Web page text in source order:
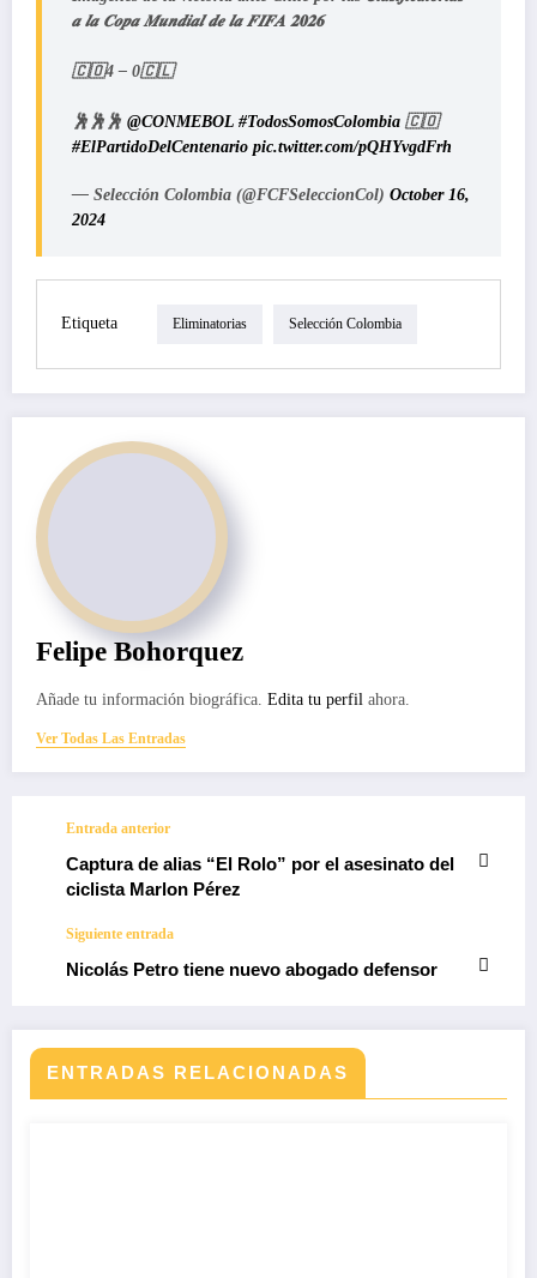
𝒂 𝒍𝒂 𝑪𝒐𝒑𝒂 𝑴𝒖𝒏𝒅𝒊𝒂𝒍 𝒅𝒆 𝒍𝒂 𝑭𝑰𝑭𝑨 𝟐𝟎𝟐𝟔
🇨🇴4 – 0🇨🇱
🕺🕺🕺 @CONMEBOL #TodosSomosColombia 🇨🇴
#ElPartidoDelCentenario pic.twitter.com/pQHYvgdFrh
— Selección Colombia (@FCFSeleccionCol) October 16,
2024
Etiqueta Eliminatorias Selección Colombia
Felipe Bohorquez
Añade tu información biográfica. Edita tu perfil ahora.
Ver Todas Las Entradas
Entrada anterior
Captura de alias “El Rolo” por el asesinato del
ciclista Marlon Pérez
Siguiente entrada
Nicolás Petro tiene nuevo abogado defensor
ENTRADAS RELACIONADAS